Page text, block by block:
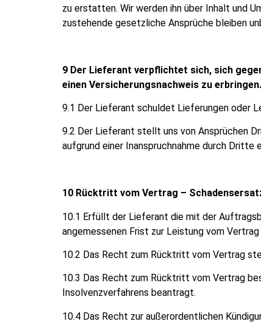
zu erstatten. Wir werden ihn über Inhalt und
zustehende gesetzliche Ansprüche bleiben
9 Der Lieferant verpflichtet sich, sich
einen Versicherungsnachweis zu erbringen.
9.1 Der Lieferant schuldet Lieferungen oder
9.2 Der Lieferant stellt uns von Ansprüchen
aufgrund einer Inanspruchnahme durch
10 Rücktritt vom Vertrag –
10.1 Erfüllt der Lieferant die mit der
angemessenen Frist zur Leistung vom
10.2 Das Recht zum Rücktritt vom Vertrag
10.3 Das Recht zum Rücktritt vom Vertrag
Insolvenzverfahrens beantragt.
10.4 Das Recht zur außerordentlichen